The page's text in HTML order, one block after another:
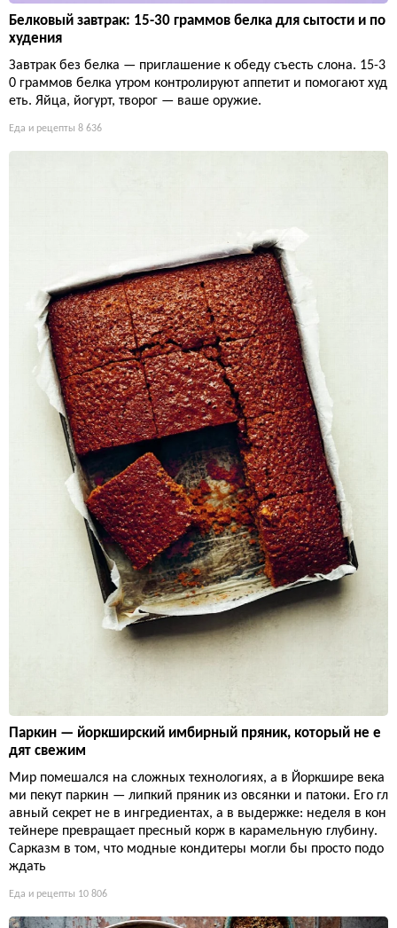
Белковый завтрак: 15-30 граммов белка для сытости и по
худения
Завтрак без белка — приглашение к обеду съесть слона. 15-3
0 граммов белка утром контролируют аппетит и помогают худ
еть. Яйца, йогурт, творог — ваше оружие.
Еда и рецепты 8 636
Паркин — йоркширский имбирный пряник, который не е
дят свежим
Мир помешался на сложных технологиях, а в Йоркшире века
ми пекут паркин — липкий пряник из овсянки и патоки. Его гл
авный секрет не в ингредиентах, а в выдержке: неделя в кон
тейнере превращает пресный корж в карамельную глубину.
Сарказм в том, что модные кондитеры могли бы просто подо
ждать
Еда и рецепты 10 806